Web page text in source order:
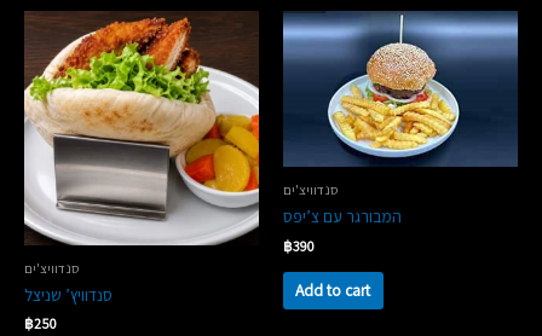
סנדוויצ'ים
המבורגר עם צ’יפס
฿390
Add to cart
סנדוויצ'ים
סנדוויץ’ שניצל
฿250